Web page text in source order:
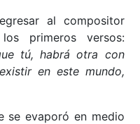
al compositor
primeros versos:
tú, habrá otra con
en este mundo,
se evaporó en medio